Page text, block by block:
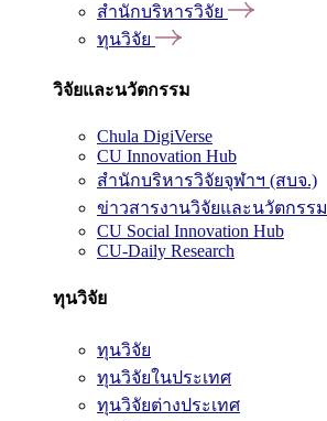
สำนักบริหารวิจัย
ทุนวิจัย
วิจัยและนวัตกรรม
Chula DigiVerse
CU Innovation Hub
สำนักบริหารวิจัยจุฬาฯ (สบจ.)
ข่าวสารงานวิจัยและนวัตกรรม
CU Social Innovation Hub
CU-Daily Research
ทุนวิจัย
ทุนวิจัย
ทุนวิจัยในประเทศ
ทุนวิจัยต่างประเทศ